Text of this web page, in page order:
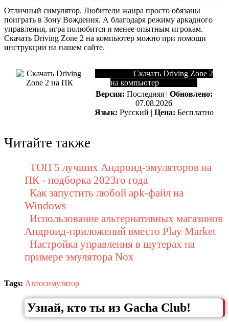
Отличный симулятор. Любители жанра просто обязаны
поиграть в Зону Вождения. А благодаря режиму аркадного
управления, игра полюбится и менее опытным игрокам.
Скачать Driving Zone 2 на компьютер можно при помощи
инструкции на нашем сайте.
Скачать Driving Zone 2
на компьютер
Версия: Последняя | Обновлено:
07.08.2026
Язык: Русский | Цена: Бесплатно
Читайте также
ТОП 5 лучших Андроид-эмуляторов на
ПК - подборка 2023го года
Как запустить любой apk-файл на
Windows
Использование альтернативных магазинов
Андроид-приложений вместо Play Market
Настройка управления в шутерах на
примере эмулятора Nox
Tags: Автосимулятор
Узнай, кто ты из Gacha Club!